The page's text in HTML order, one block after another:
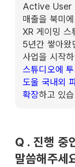
Active User
매출을 북미
XR 게이밍 스
5년간 쌓아왔
사업을 시작
스튜디오에
도울 국내외
확장하고 있
Q . 진행 중
말씀해주세